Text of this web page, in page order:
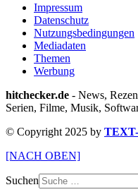
Impressum
Datenschutz
Nutzungsbedingungen
Mediadaten
Themen
Werbung
hitchecker.de - News,
Serien, Filme, Musik,
© Copyright 2025 by
[NACH OBEN]
Suchen